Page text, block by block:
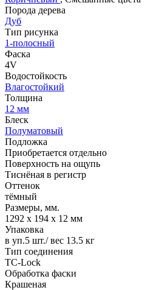
Порода дерева
Дуб
Тип рисунка
1-полосный
Фаска
4V
Водостойкость
Влагостойкий
Толщина
12 мм
Блеск
Полуматовый
Подложка
Приобретается отдельно
Поверхность на ощупь
Тиснёная в регистр
Оттенок
тёмный
Размеры, мм.
1292 х 194 х 12 мм
Упаковка
в уп.5 шт./ вес 13.5 кг
Тип соединения
TС-Lock
Обработка фаски
Крашеная